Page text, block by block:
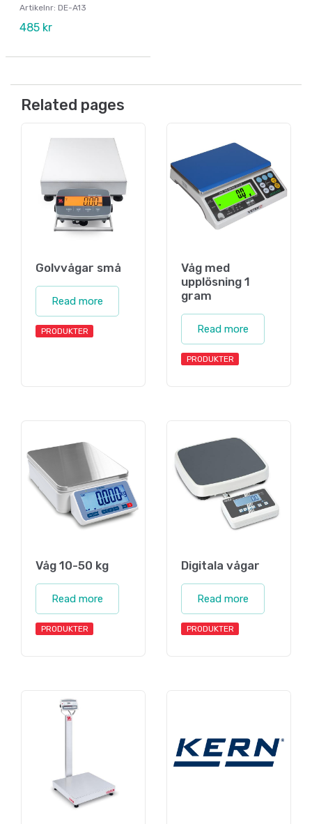
Artikelnr: DE-A13
485 kr
Related pages
Golvvågar små
Read more
PRODUKTER
Våg med
upplösning 1
gram
Read more
PRODUKTER
Våg 10-50 kg
Read more
PRODUKTER
Digitala vågar
Read more
PRODUKTER